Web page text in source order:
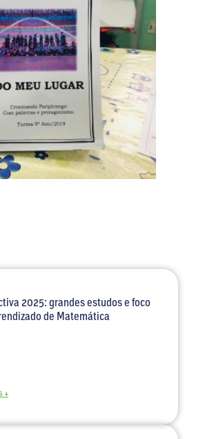
2025: grandes estudos e foco
de Matemática
+